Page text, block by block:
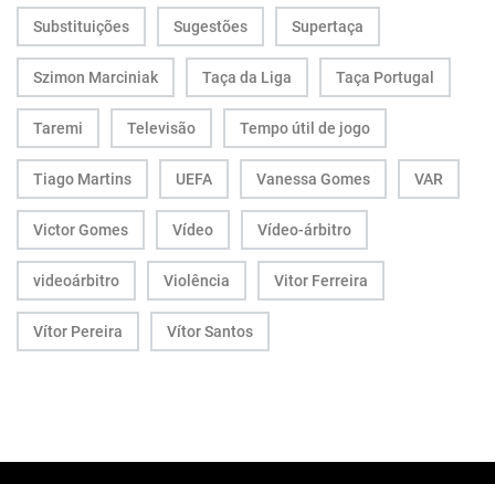
Substituições Sugestões Supertaça
Szimon Marciniak Taça da Liga Taça Portugal
Taremi Televisão Tempo útil de jogo
Tiago Martins UEFA Vanessa Gomes VAR
Victor Gomes Vídeo Vídeo-árbitro
videoárbitro Violência Vitor Ferreira
Vítor Pereira Vítor Santos